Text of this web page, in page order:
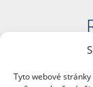
Tyto webové